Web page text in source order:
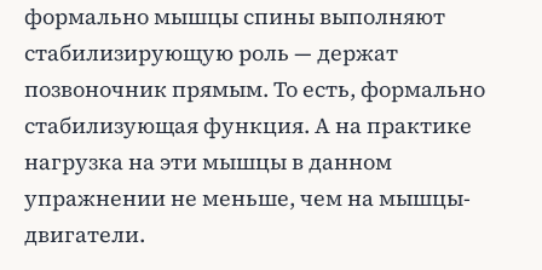
формально мышцы спины выполняют
стабилизирующую роль — держат
позвоночник прямым. То есть, формально
стабилизующая функция. А на практике
нагрузка на эти мышцы в данном
упражнении не меньше, чем на мышцы-
двигатели.